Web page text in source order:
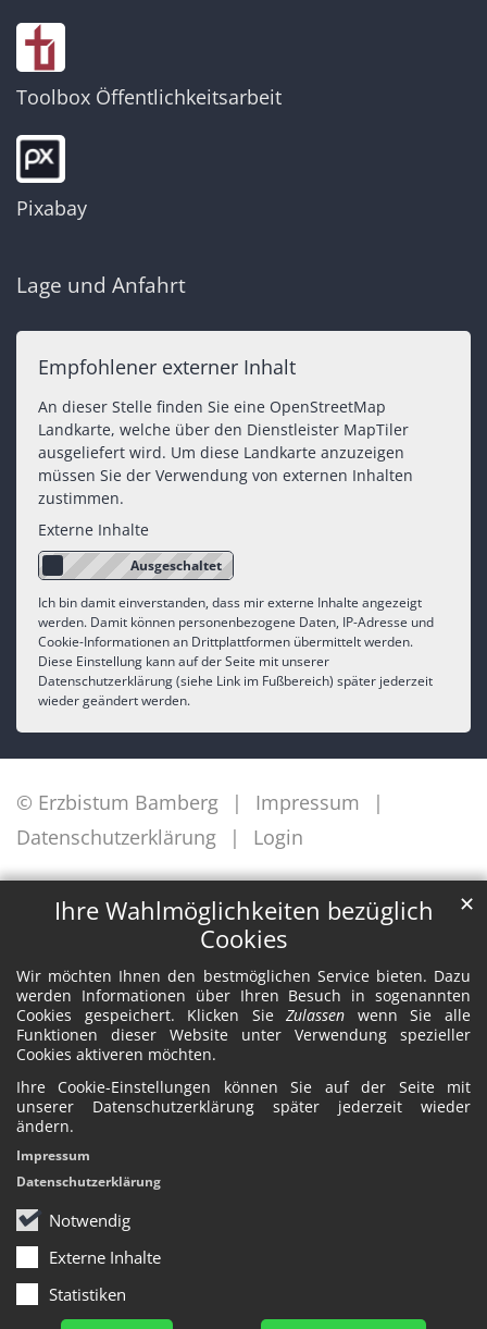
Ihre Wahlmöglichkeiten bezüglich
Cookies
Wir möchten Ihnen den bestmöglichen Service bieten. Dazu
werden Informationen über Ihren Besuch in sogenannten
Cookies gespeichert. Klicken SieZulassen wenn Sie alle
Funktionen dieser Website unter Verwendung spezieller
Cookies aktiveren möchten.
Ihre Cookie-Einstellungen können Sie auf der Seite mit
unserer Datenschutzerklärung später jederzeit wieder
ändern.
Notwendig
Externe Inhalte
Statistiken
✕
Impressum
Datenschutzerklärung
Toolbox Öffentlichkeitsarbeit
Pixabay
Lage und Anfahrt
Empfohlener externer Inhalt
An dieser Stelle finden Sie eine OpenStreetMap
Landkarte, welche über den Dienstleister MapTiler
ausgeliefert wird. Um diese Landkarte anzuzeigen
müssen Sie der Verwendung von externen Inhalten
zustimmen.
Externe Inhalte
Ich bin damit einverstanden, dass mir externe Inhalte angezeigt
werden. Damit können personenbezogene Daten, IP-Adresse und
Cookie-Informationen an Drittplattformen übermittelt werden.
Diese Einstellung kann auf der Seite mit unserer
Datenschutzerklärung (siehe Link im Fußbereich) später jederzeit
wieder geändert werden.
© Erzbistum Bamberg
Impressum
Datenschutzerklärung
Login